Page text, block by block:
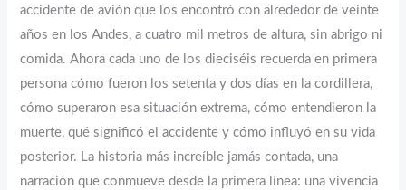
accidente de avión que los encontró con alrededor de veinte
años en los Andes, a cuatro mil metros de altura, sin abrigo ni
comida. Ahora cada uno de los dieciséis recuerda en primera
persona cómo fueron los setenta y dos días en la cordillera,
cómo superaron esa situación extrema, cómo entendieron la
muerte, qué significó el accidente y cómo influyó en su vida
posterior. La historia más increíble jamás contada, una
narración que conmueve desde la primera línea: una vivencia